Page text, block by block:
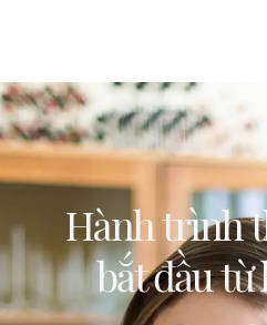
Hành trình
bắt đầu